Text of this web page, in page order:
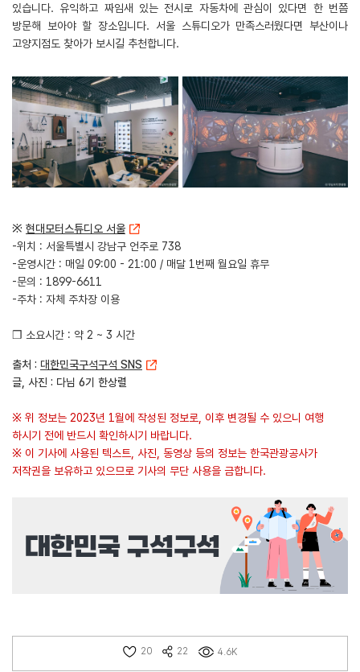
있습니다. 유익하고 짜임새 있는 전시로 자동차에 관심이 있다면 한 번쯤
방문해 보아야 할 장소입니다. 서울 스튜디오가 만족스러웠다면 부산이나
고양지점도 찾아가 보시길 추천합니다.
※ 현대모터스튜디오 서울
-위치 : 서울특별시 강남구 언주로 738
-운영시간 : 매일 09:00 - 21:00 / 매달 1번째 월요일 휴무
-문의 : 1899-6611
-주차 : 자체 주차장 이용
❒ 소요시간 : 약 2 ~ 3 시간
출처 : 대한민국구석구석 SNS
글, 사진 : 다님 6기 한상렬
※ 위 정보는 2023년 1월에 작성된 정보로, 이후 변경될 수 있으니 여행
하시기 전에 반드시 확인하시기 바랍니다.
※ 이 기사에 사용된 텍스트, 사진, 동영상 등의 정보는 한국관광공사가
저작권을 보유하고 있으므로 기사의 무단 사용을 금합니다.
20 22 4.6K